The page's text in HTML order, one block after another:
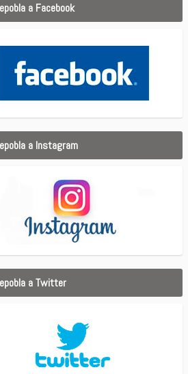
a Facebook
a Instagram
a Twitter